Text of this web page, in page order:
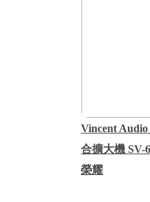
Vincent
合擴大機 SV-
榮耀